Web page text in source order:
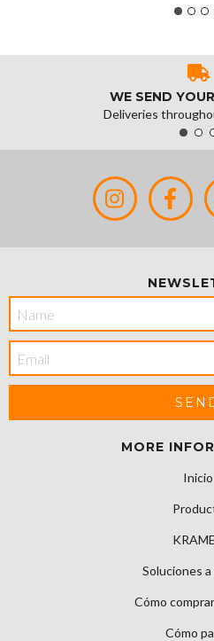
WE SEND
Deliveries
MORE
Inicio
Soluciones
Cómo
Cómo